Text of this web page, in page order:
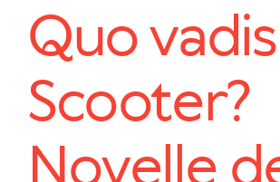
Quo
Scooter?